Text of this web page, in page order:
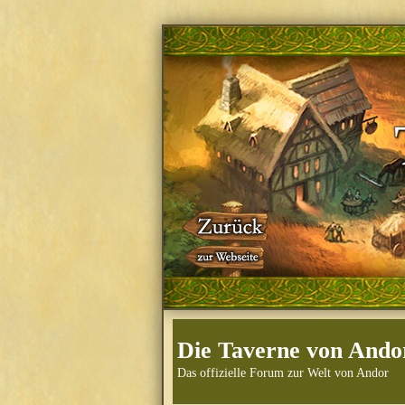
Die Taverne von
Das offizielle Forum zur Welt von Andor